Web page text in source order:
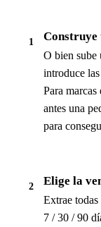
1 Construye
O bien sube
introduce
Para
antes una
para
2 Elige la
Extrae todas
7 / 30 / 90